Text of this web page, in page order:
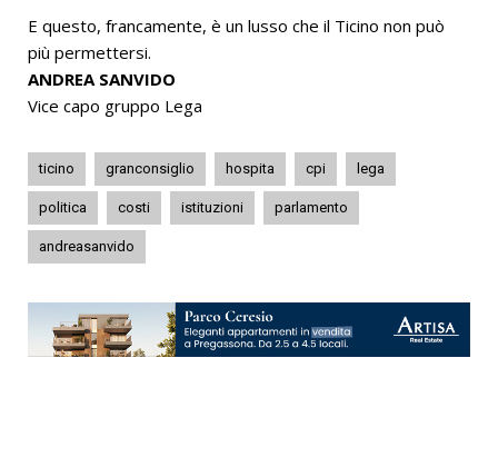
E questo, francamente, è un lusso che il Ticino non può
più permettersi.
ANDREA SANVIDO
Vice capo gruppo Lega
ticino granconsiglio hospita cpi lega
politica costi istituzioni parlamento
andreasanvido